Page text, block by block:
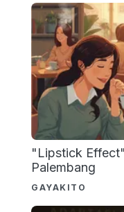
"Lipstick
Palembang
GAYAKITO